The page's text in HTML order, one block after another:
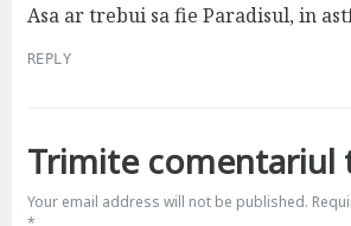
s
Asa ar trebui sa fie Paradisul, in
REPLY
Trimite comentariul
Your email address will not be published.